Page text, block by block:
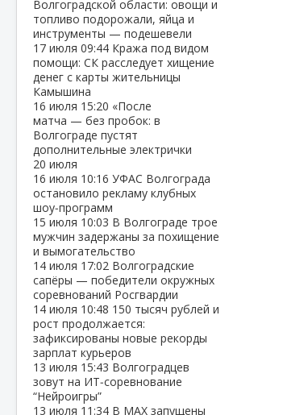
Волгоградской области: овощи и
топливо подорожали, яйца и
инструменты — подешевели
17 июля 09:44 Кража под видом
помощи: СК расследует хищение
денег с карты жительницы
Камышина
16 июля 15:20 «После
матча — без пробок: в
Волгограде пустят
дополнительные электрички
20 июля
16 июля 10:16 УФАС Волгограда
остановило рекламу клубных
шоу‑программ
15 июля 10:03 В Волгограде трое
мужчин задержаны за похищение
и вымогательство
14 июля 17:02 Волгоградские
сапёры — победители окружных
соревнований Росгвардии
14 июля 10:48 150 тысяч рублей и
рост продолжается:
зафиксированы новые рекорды
зарплат курьеров
13 июля 15:43 Волгоградцев
зовут на ИТ‑соревнование
“Нейроигры”
13 июля 11:34 В МАХ запущены